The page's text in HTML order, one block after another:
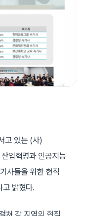
고 있는 (사)
업혁명과 인공지능
사들을 위한 현직
고 밝혔다.